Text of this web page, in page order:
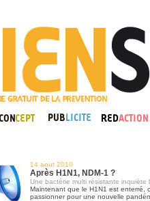
14 aout 2010
Après H1N1, NDM-1 ?
Une bactérie multi résistante inquiète
Maintenant que le H1N1 est enterré,
passionner pour une nouvelle